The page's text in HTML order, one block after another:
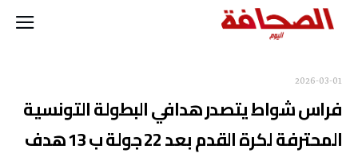
2026-03-01
فراس شواط يتصدر هدافي البطولة التونسية
المحترفة لكرة القدم بعد 22 جولة ب 13 هدف